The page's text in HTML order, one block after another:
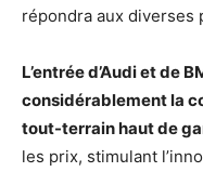
répondra aux diverses
L’entrée d’Audi et de
considérablement la
tout-terrain haut de
les prix, stimulant